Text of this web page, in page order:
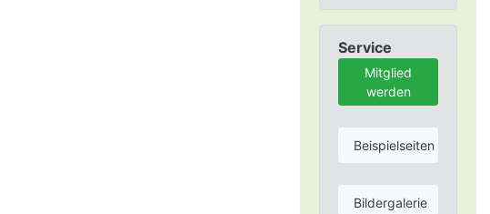
Service
Mitglied
werden
Beispielseiten
Bildergalerie